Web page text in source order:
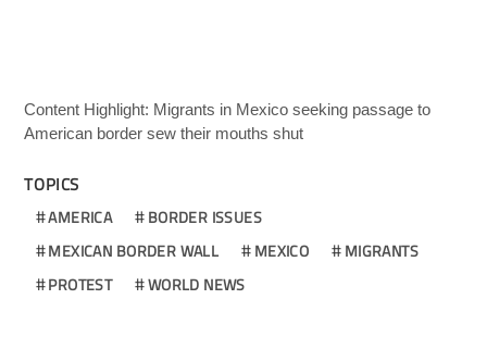
Content Highlight: Migrants in Mexico seeking passage to
American border sew their mouths shut
TOPICS
AMERICA
BORDER ISSUES
MEXICAN BORDER WALL
MEXICO
MIGRANTS
PROTEST
WORLD NEWS